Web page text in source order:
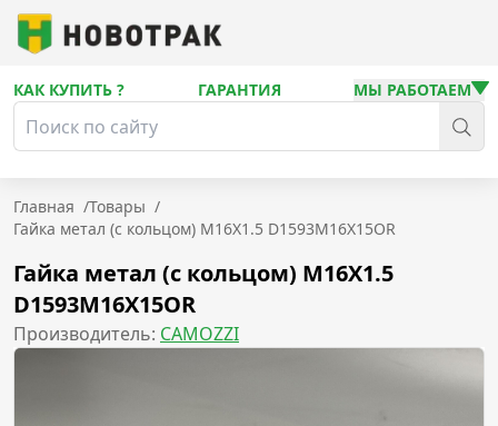
КАК КУПИТЬ ? ГАРАНТИЯ МЫ РАБОТАЕМ
Главная /Товары /
Гайка метал (с кольцом) M16X1.5 D1593M16X15OR
Гайка метал (с кольцом) M16X1.5
D1593M16X15OR
Производитель: CAMOZZI